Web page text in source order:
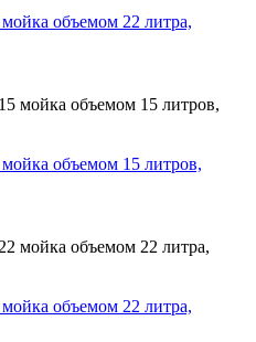
мойка объемом 22 литра,
мойка объемом 15 литров,
мойка объемом 22 литра,